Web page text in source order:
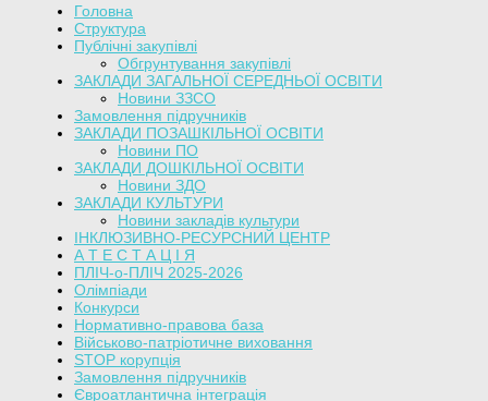
Головна
Структура
Публічні закупівлі
Обгрунтування закупівлі
ЗАКЛАДИ ЗАГАЛЬНОЇ СЕРЕДНЬОЇ ОСВІТИ
Новини ЗЗСО
Замовлення підручників
ЗАКЛАДИ ПОЗАШКІЛЬНОЇ ОСВІТИ
Новини ПО
ЗАКЛАДИ ДОШКІЛЬНОЇ ОСВІТИ
Новини ЗДО
ЗАКЛАДИ КУЛЬТУРИ
Новини закладів культури
ІНКЛЮЗИВНО-РЕСУРСНИЙ ЦЕНТР
А Т Е С Т А Ц І Я
ПЛІЧ-о-ПЛІЧ 2025-2026
Олімпіади
Конкурси
Нормативно-правова база
Військово-патріотичне виховання
STOP корупція
Замовлення підручників
Євроатлантична інтеграція